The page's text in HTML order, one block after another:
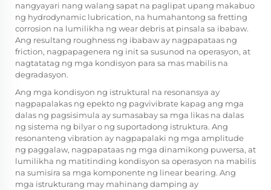
nangyayari nang walang sapat na paglipat upang makabuo
ng hydrodynamic lubrication, na humahantong sa fretting
corrosion na lumilikha ng wear debris at pinsala sa ibabaw.
Ang resultang roughness ng ibabaw ay nagpapataas ng
friction, nagpapagenera ng init sa susunod na operasyon, at
nagtatatag ng mga kondisyon para sa mas mabilis na
degradasyon.
Ang mga kondisyon ng istruktural na resonansya ay
nagpapalakas ng epekto ng pagvivibrate kapag ang mga
dalas ng pagsisimula ay sumasabay sa mga likas na dalas
ng sistema ng bilyar o ng suportadong istruktura. Ang
resonanteng vibration ay nagpapalaki ng mga amplitude
ng paggalaw, nagpapataas ng mga dinamikong puwersa, at
lumilikha ng matitinding kondisyon sa operasyon na mabilis
na sumisira sa mga komponente ng linear bearing. Ang
mga istrukturang may mahinang damping ay